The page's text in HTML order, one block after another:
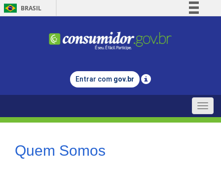
BRASIL
Comunica BR
Legislação
Entrar com gov.br
Toggle
Quem Somos